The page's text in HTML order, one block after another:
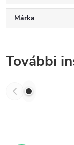
Márka
További